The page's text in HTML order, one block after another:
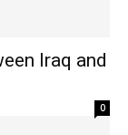
Iraq and
0